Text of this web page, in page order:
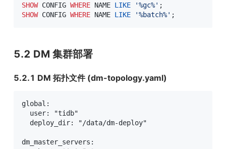
SHOW CONFIG WHERE NAME LIKE '%gc%' ;
SHOW CONFIG WHERE NAME LIKE '%batch%' ;
5.2 DM 集群部署
5.2.1 DM 拓扑文件 (dm-topology.yaml)
global:
  user: "tidb"
  deploy_dir: "/data/dm-deploy"
dm_master_servers: